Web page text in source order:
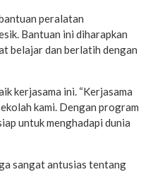
peralatan
Bantuan ini diharapkan
belajar dan berlatih dengan
kerjasama ini. “Kerjasama
kami. Dengan program
untuk menghadapi dunia
sangat antusias tentang